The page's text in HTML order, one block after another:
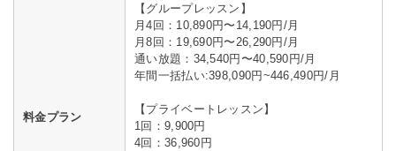
料金プラン
【グループレッスン】
月4回：10,890円〜14,190円/月
月8回：19,690円〜26,290円/月
通い放題：34,540円〜40,590円/月
年間一括払い:398,090円~446,490円/月
【プライベートレッスン】
1回：9,900円
4回：36,960円